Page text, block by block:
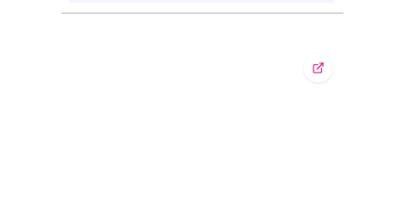
Prozessdigitalisierung & Hyperautomatisierung